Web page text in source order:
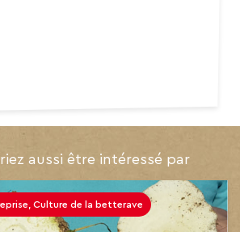
aussi être intéressé par
Culture de la betterave